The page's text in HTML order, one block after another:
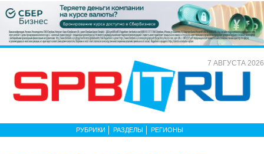
7 АВГУСТА 2026
РУБРИКИ РАЗДЕЛЫ РЕГИОНЫ